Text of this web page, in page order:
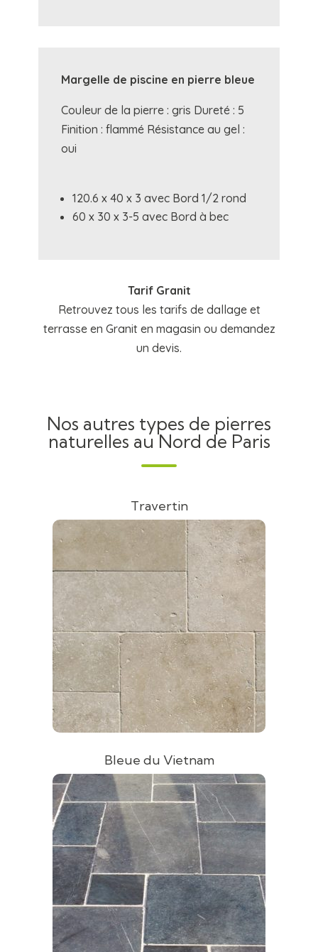
Margelle de piscine en pierre bleue
Couleur de la pierre : gris Dureté : 5
Finition : flammé Résistance au gel :
oui
120.6 x 40 x 3 avec Bord 1/2 rond
60 x 30 x 3-5 avec Bord à bec
Tarif Granit
Retrouvez tous les tarifs de dallage et
terrasse en Granit en magasin ou demandez
un devis.
Nos autres types de pierres
naturelles au Nord de Paris
Travertin
Bleue du Vietnam